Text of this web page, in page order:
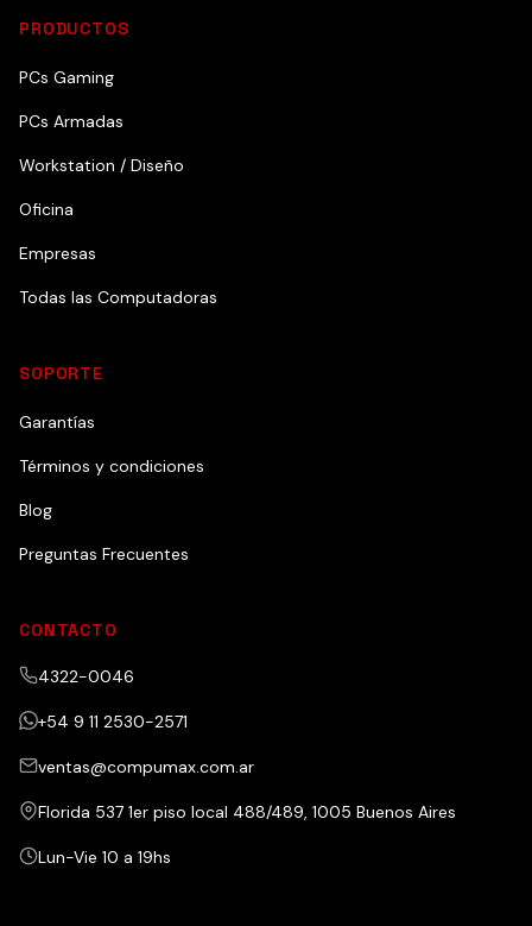
PRODUCTOS
PCs Gaming
PCs Armadas
Workstation / Diseño
Oficina
Empresas
Todas las Computadoras
SOPORTE
Garantías
Términos y condiciones
Blog
Preguntas Frecuentes
CONTACTO
4322-0046
+54 9 11 2530-2571
ventas@compumax.com.ar
Florida 537 1er piso local 488/489, 1005 Buenos Aires
Lun-Vie 10 a 19hs